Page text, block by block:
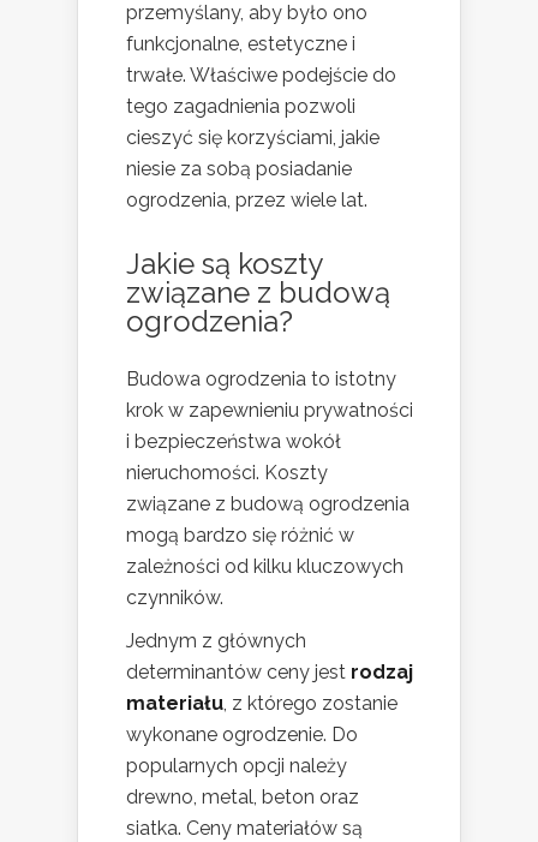
przemyślany, aby było ono
funkcjonalne, estetyczne i
trwałe. Właściwe podejście do
tego zagadnienia pozwoli
cieszyć się korzyściami, jakie
niesie za sobą posiadanie
ogrodzenia, przez wiele lat.
Jakie są koszty
związane z budową
ogrodzenia?
Budowa ogrodzenia to istotny
krok w zapewnieniu prywatności
i bezpieczeństwa wokół
nieruchomości. Koszty
związane z budową ogrodzenia
mogą bardzo się różnić w
zależności od kilku kluczowych
czynników.
Jednym z głównych
determinantów ceny jest rodzaj
materiału, z którego zostanie
wykonane ogrodzenie. Do
popularnych opcji należy
drewno, metal, beton oraz
siatka. Ceny materiałów są